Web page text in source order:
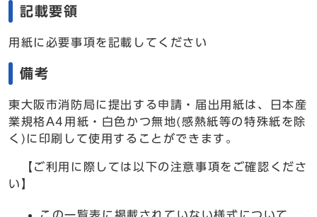
記載要領
用紙に必要事項を記載してください
備考
東大阪市消防局に提出する申請・届出用紙は、日本産
業規格A4用紙・白色かつ無地(感熱紙等の特殊紙を除
く)に印刷して使用することができます。
【ご利用に際しては以下の注意事項をご確認くださ
い】